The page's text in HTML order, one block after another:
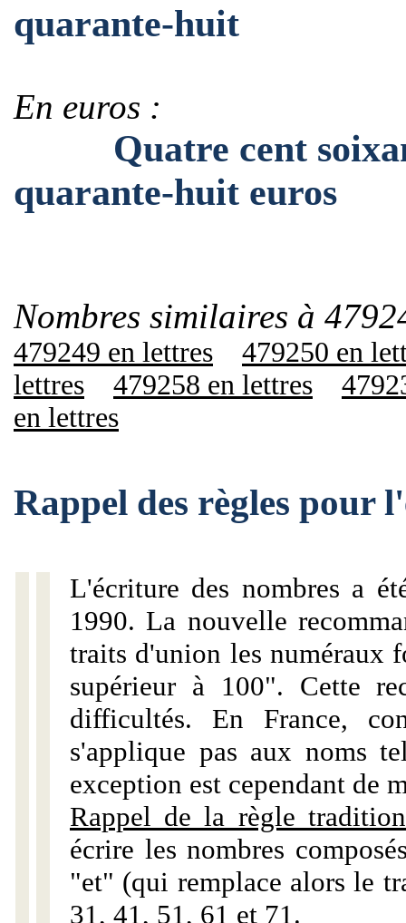
quarante-huit
En euros :
Quatre cent
quarante-huit euros
Nombres similaires à
479249 en lettres
479250 en
lettres
479258 en lettres
en lettres
Rappel des règles pour
L'écriture des nombres a
1990. La nouvelle
traits d'union les numéraux
supérieur à 100". Cette
difficultés. En France,
s'applique pas aux noms
exception est cependant de
Rappel de la règle
écrire les nombres
"et" (qui remplace alors le
31, 41, 51, 61 et 71.